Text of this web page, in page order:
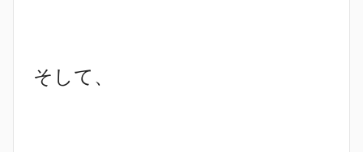
そして、